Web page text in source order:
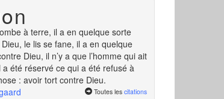
à terre, il a en quelque sorte
le lis se fane, il a en quelque
Dieu, il n’y a que l’homme qui ait
été réservé ce qui a été refusé à
: avoir tort contre Dieu.
Toutes les citations